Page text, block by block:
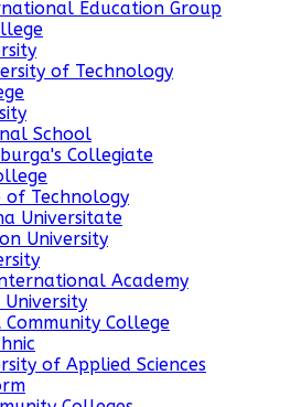
Education Group
of Technology
School
Collegiate
of Technology
Universitate
University
Academy
University
Community College
of Applied Sciences